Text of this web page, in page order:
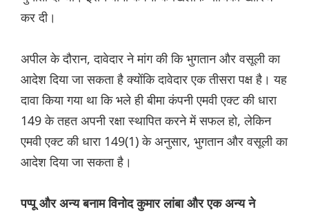
कर दी।
अपील के दौरान, दावेदार ने मांग की कि भुगतान और वसूली का
आदेश दिया जा सकता है क्योंकि दावेदार एक तीसरा पक्ष है। यह
दावा किया गया था कि भले ही बीमा कंपनी एमवी एक्ट की धारा
149 के तहत अपनी रक्षा स्थापित करने में सफल हो, लेकिन
एमवी एक्ट की धारा 149(1) के अनुसार, भुगतान और वसूली का
आदेश दिया जा सकता है।
पप्पू और अन्य बनाम विनोद कुमार लांबा और एक अन्य ने